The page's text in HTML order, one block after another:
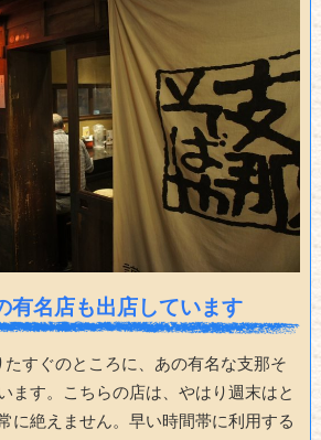
有名店も出店しています
たすぐのところに、あの有名な支那そ
ます。こちらの店は、やはり週末はと
に絶えません。早い時間帯に利用する